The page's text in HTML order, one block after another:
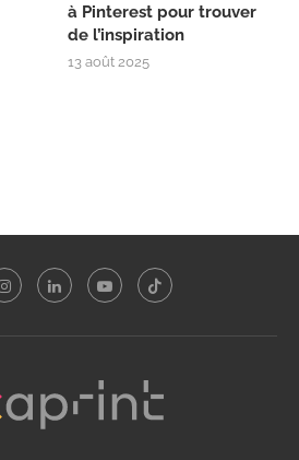
à Pinterest pour trouver
de l’inspiration
13 août 2025